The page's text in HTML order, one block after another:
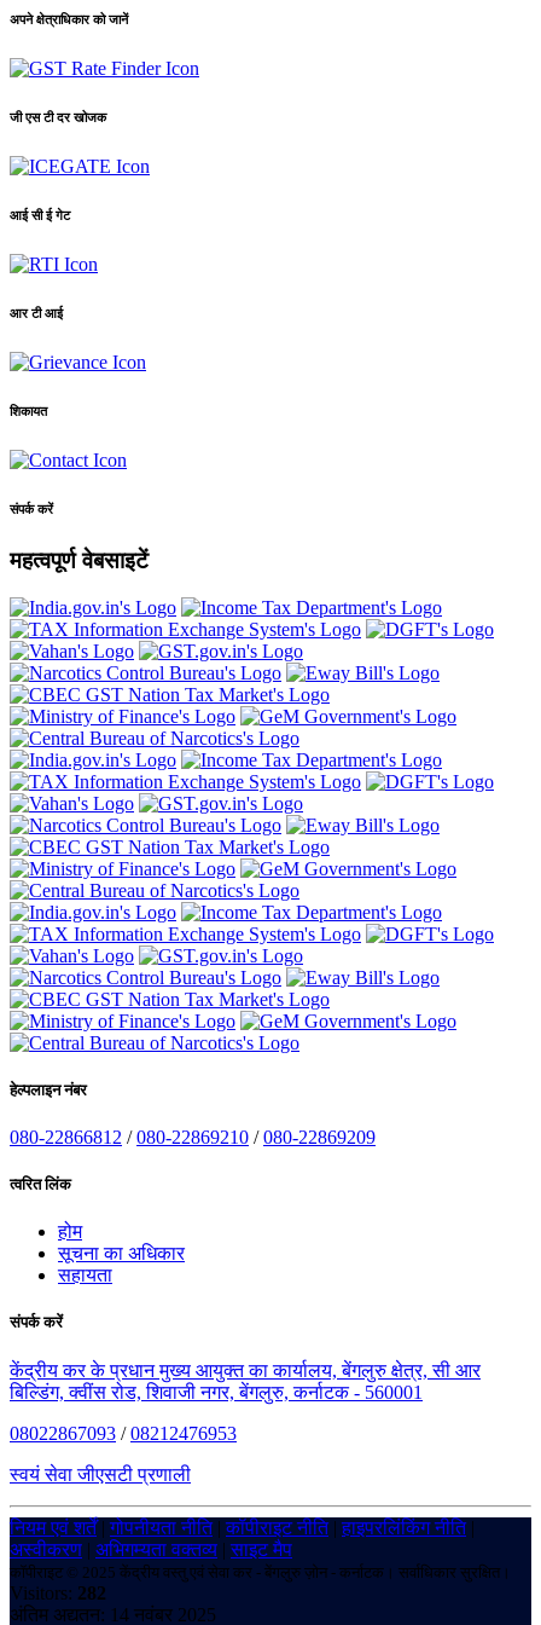
अपने क्षेत्राधिकार को जानें
जी एस टी दर खोजक
आई सी ई गेट
आर टी आई
शिकायत
संपर्क करें
महत्वपूर्ण वेबसाइटें
हेल्पलाइन नंबर
080-22866812 /080-22869210 /080-22869209
त्वरित लिंक
होम
सूचना का अधिकार
सहायता
संपर्क करें
केंद्रीय कर के प्रधान मुख्य आयुक्त का कार्यालय, बेंगलुरु क्षेत्र, सी आर
बिल्डिंग, क्वींस रोड, शिवाजी नगर, बेंगलुरु, कर्नाटक - 560001
08022867093 /08212476953
स्वयं सेवा जीएसटी प्रणाली
नियम एवं शर्तें|गोपनीयता नीति|कॉपीराइट नीति|हाइपरलिंकिंग नीति|
अस्वीकरण | अभिगम्यता वक्तव्य |साइट मैप
कॉपीराइट © 2025 केंद्रीय वस्तु एवं सेवा कर - बेंगलुरु ज़ोन - कर्नाटक। सर्वाधिकार सुरक्षित।
Visitors: 282
अंतिम अद्यतन: 14 नवंबर 2025